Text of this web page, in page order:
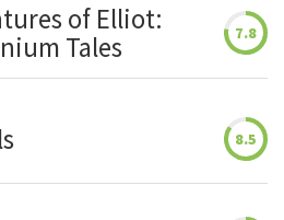
of Elliot:
Tales
7.8
8.5